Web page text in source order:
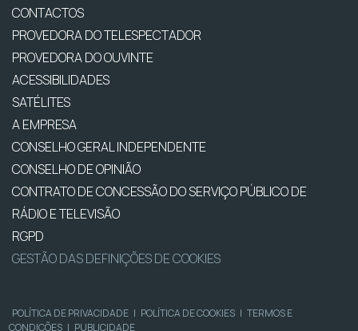
CONTACTOS
PROVEDORA DO TELESPECTADOR
PROVEDORA DO OUVINTE
ACESSIBILIDADES
SATÉLITES
A EMPRESA
CONSELHO GERAL INDEPENDENTE
CONSELHO DE OPINIÃO
CONTRATO DE CONCESSÃO DO SERVIÇO PÚBLICO DE
RÁDIO E TELEVISÃO
RGPD
GESTÃO DAS DEFINIÇÕES DE COOKIES
POLÍTICA DE PRIVACIDADE | POLÍTICA DE COOKIES | TERMOS E
CONDIÇÕES | PUBLICIDADE